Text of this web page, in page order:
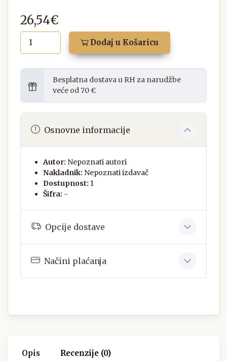
26,54€
Dodaj u Košaricu
Besplatna dostava u RH za narudžbe
veće od 70 €
Osnovne informacije
Autor: Nepoznati autori
Nakladnik: Nepoznati izdavač
Dostupnost: 1
Šifra: -
Opcije dostave
Načini plaćanja
Opis Recenzije (0)